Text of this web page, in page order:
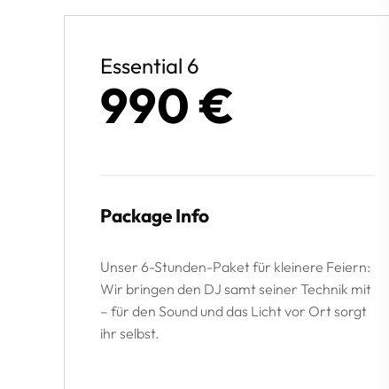
Essential 6
990 €
Package Info
Unser 6-Stunden-Paket für kleinere Feiern:
Wir bringen den DJ samt seiner Technik mit
– für den Sound und das Licht vor Ort sorgt
ihr selbst.